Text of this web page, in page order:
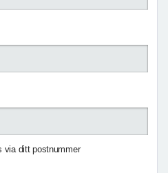
via ditt postnummer